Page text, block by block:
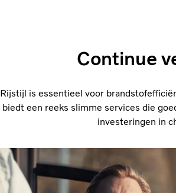
Continue
Rijstijl is essentieel voor
biedt een reeks slimme services die
investeringen in